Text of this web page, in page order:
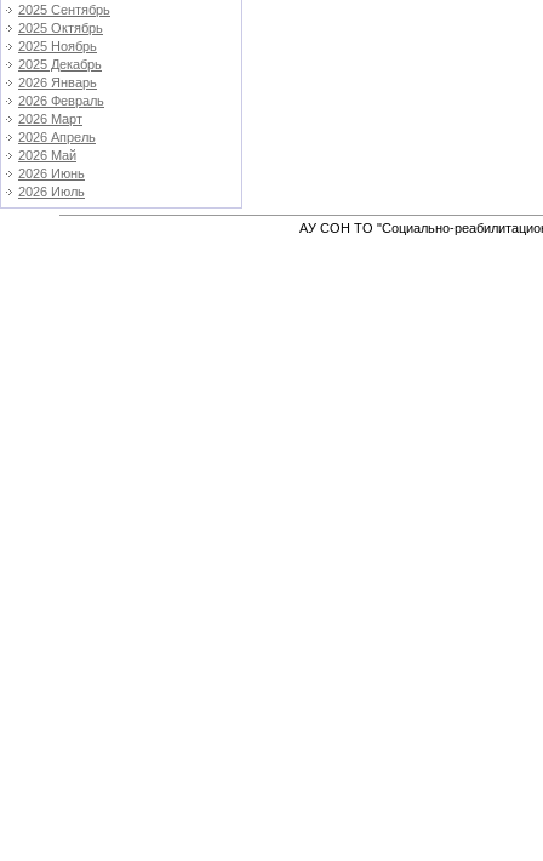
2025 Сентябрь
2025 Октябрь
2025 Ноябрь
2025 Декабрь
2026 Январь
2026 Февраль
2026 Март
2026 Апрель
2026 Май
2026 Июнь
2026 Июль
АУ СОН ТО "Социально-